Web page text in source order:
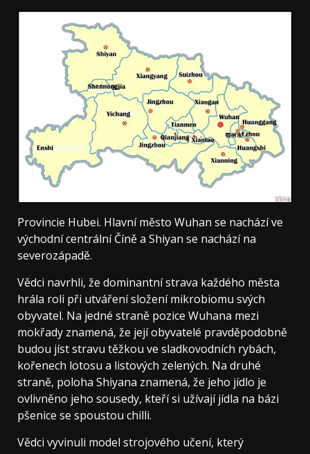
Provincie Hubei. Hlavní město Wuhan se nachází ve
východní centrální Číně a Shiyan se nachází na
severozápadě.
Vědci navrhli, že dominantní strava každého města
hrála roli při utváření složení mikrobiomu svých
obyvatel. Na jedné straně pozice Wuhana mezi
mokřady znamená, že její obyvatelé pravděpodobně
budou jíst stravu těžkou ve sladkovodních rybách,
kořenech lotosu a listových zelených. Na druhé
straně, poloha Shiyana znamená, že jeho jídlo je
ovlivněno jeho sousedy, kteří si užívají jídla na bázi
pšenice se spoustou chilli.
Vědci vyvinuli model strojového učení, který